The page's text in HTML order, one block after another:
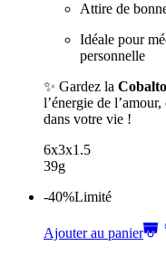
Attire de
Idéale pour
personnelle
✨ Gardez la
l’énergie de
dans votre vie !
6x3x1.5
39g
-40%Limité
Ajouter au panier